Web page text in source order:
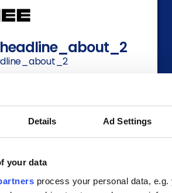
Details Ad Settings
your data
process your personal data, e.g.